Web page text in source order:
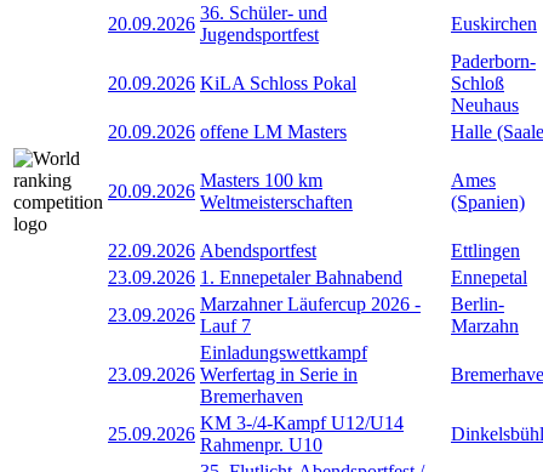
20.09.2026
36. Schüler- und
Jugendsportfest
Euskirchen
20.09.2026 KiLA Schloss Pokal
Paderborn-
Schloß
Neuhaus
20.09.2026 offene LM Masters Halle
20.09.2026
Masters 100 km
Weltmeisterschaften
Ames
(Spanien)
22.09.2026 Abendsportfest
Ettlingen
23.09.2026 1. Ennepetaler Bahnabend
Ennepetal
23.09.2026
Marzahner Läufercup 2026 -
Lauf 7
Berlin-
Marzahn
23.09.2026
Einladungswettkampf
Werfertag in Serie in
Bremerhaven
25.09.2026
KM 3-/4-Kampf U12/U14
Rahmenpr. U10
Dinkelsbühl